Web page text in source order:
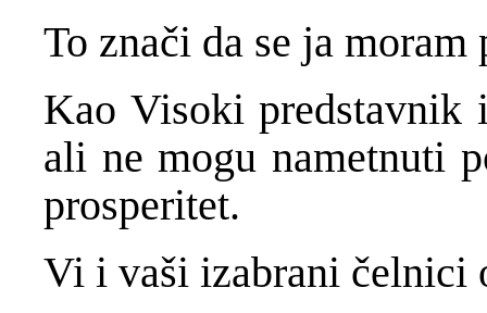
To znači da se ja moram
Kao Visoki predstavnik
ali ne mogu nametnuti
prosperitet.
Vi i vaši izabrani čelnici